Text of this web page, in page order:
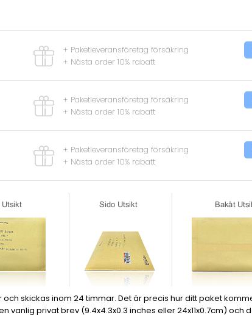
+ Paketleveransföretag försäkring
+ Nästa order 10% rabatt
+ Paketleveransföretag försäkring
+ Nästa order 10% rabatt
+ Paketleveransföretag försäkring
+ Nästa order 10% rabatt
skickas inom 24 timmar. Det är precis hur ditt paket
vanlig privat brev (9.4x4.3x0.3 inches eller 24x11x0.7cm) och